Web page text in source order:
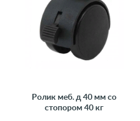
Ролик меб. д 40 мм со
стопором 40 кг